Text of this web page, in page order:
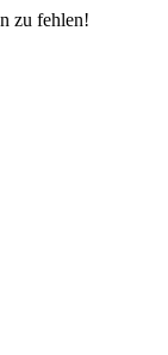
zu fehlen!